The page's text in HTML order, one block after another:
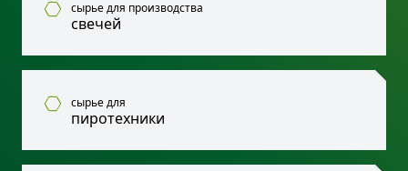
сырье для производства
свечей
сырье для
пиротехники